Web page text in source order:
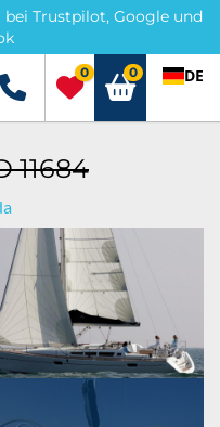
Trustpilot, Google und
+49 5741 3222690
0 0 DE
11684